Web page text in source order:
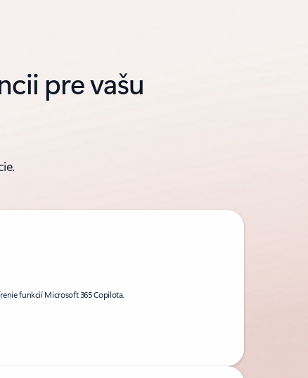
pre vašu
funkcií Microsoft 365 Copilota.